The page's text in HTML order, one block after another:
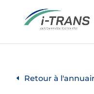
Retour à